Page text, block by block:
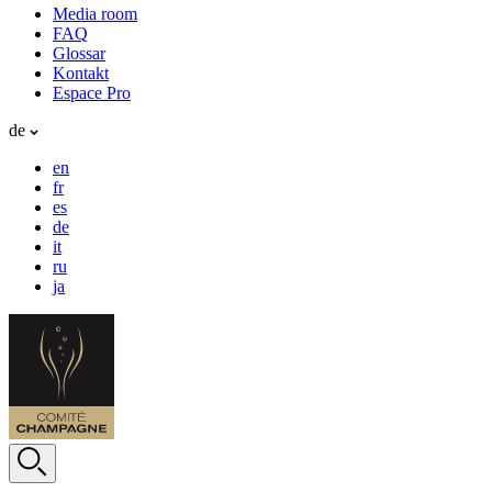
Media room
FAQ
Glossar
Kontakt
Espace Pro
de
en
fr
es
de
it
ru
ja